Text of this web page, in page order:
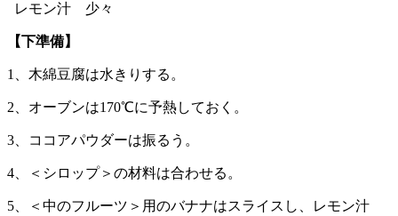
レモン汁 少々
【下準備】
1、木綿豆腐は水きりする。
2、オーブンは170℃に予熱しておく。
3、ココアパウダーは振るう。
4、＜シロップ＞の材料は合わせる。
5、＜中のフルーツ＞用のバナナはスライスし、レモン汁